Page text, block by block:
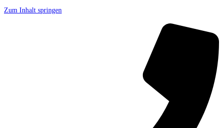
Zum Inhalt springen